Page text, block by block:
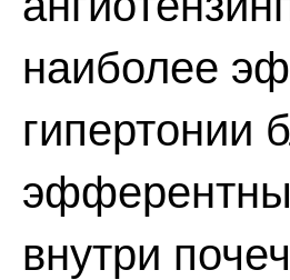
наиболее
гипертонии
внутри